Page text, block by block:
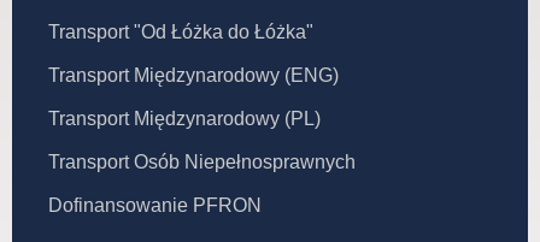
Transport "Od Łóżka do Łóżka"
Transport Międzynarodowy (ENG)
Transport Międzynarodowy (PL)
Transport Osób Niepełnosprawnych
Dofinansowanie PFRON